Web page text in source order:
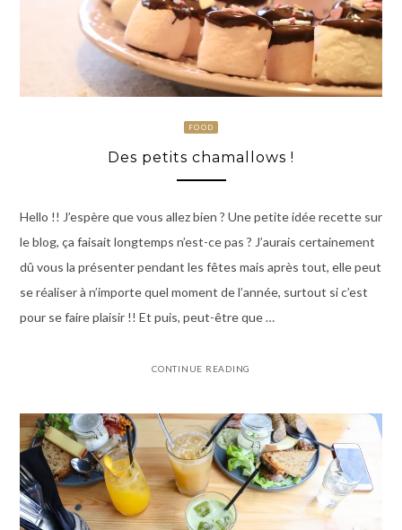
FOOD
Des petits chamallows !
Hello !! J’espère que vous allez bien ? Une petite idée recette sur
le blog, ça faisait longtemps n’est-ce pas ? J’aurais certainement
dû vous la présenter pendant les fêtes mais après tout, elle peut
se réaliser à n’importe quel moment de l’année, surtout si c’est
pour se faire plaisir !! Et puis, peut-être que …
CONTINUE READING